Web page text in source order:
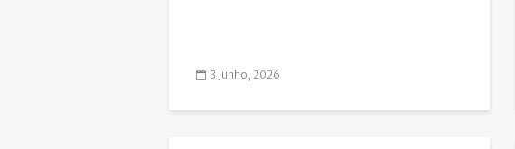
3 Junho, 2026